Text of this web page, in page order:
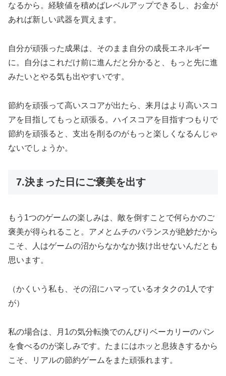
なるから。経験値を積めばレベルアップできるし、お金が
あれば新しい武器を買えます。
自分が頑張った成果は、そのまま自分の成長エネルギー
に。自分はこれだけ前に進んだと分かると、もっと先に進
みたいとやる気も出やすいです。
節約を頑張って高いスコアが出たら、来月はより高いスコ
アを目指してもっと頑張る。ハイスコアを目指すつもりで
節約を頑張ると、支出を削るのがもっと楽しくなるんじゃ
ないでしょうか。
7.決まった日にご褒美を出す
もう1つのゲームの楽しみは、敵を倒すことで何らかのご
褒美が得られること。アメとムチのバランスが絶妙だから
こそ、人はゲームの沼からなかなか抜け出せないんだとも
思います。
（かくいう私も、その沼にハマっているオタクの1人です
が）
私の場合は、月1の気分転換でのんびりベーカリーのパン
を食べるのが楽しみです。たまにはホッと息抜きするから
こそ、リアルの節約ゲームをまた頑張れます。